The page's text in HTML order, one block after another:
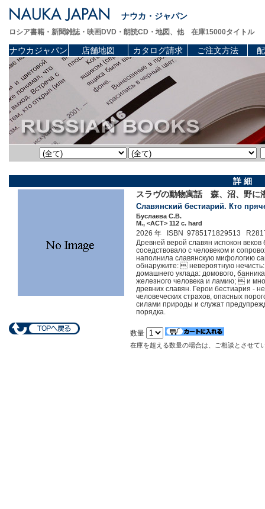
ナウカ・ジャパン
ロシア書籍・新聞雑誌・映画DVD・朗読CD・地図、他 在庫15000タイトル
ナウカジャパン 店舗地図 カタログ請求 ご注文方法
詳 細
スラヴの動物寓話 森、沼、野
Славянский бестиарий. Кто
Буслаева С.В.
М., <АСТ> 112 c. hard
2026 年 ISBN 9785171829513
Древней верой славян испокон
соседствовало с человеком и
наполнила славянскую мифологию
обнаружите:  невероятную нечисть:
домашнего уклада: домового,
железного человека и ламию;  и
древних славян. Герои бестиария -
человеческих страхов, опасных
силами природы и служат
порядка.
数量
在庫を超える数量の場合は、ご相談とさせて